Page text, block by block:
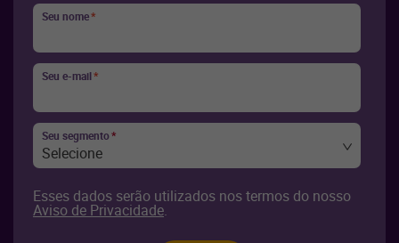
Seu nome*
Seu e-mail*
Seu segmento*
Selecione
Esses dados serão utilizados nos termos do nosso
Aviso de Privacidade.